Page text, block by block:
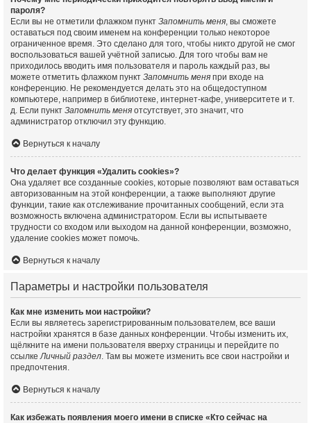
пароля?
Если вы не отметили флажком пункт Запомнить меня, вы сможете
оставаться под своим именем на конференции только некоторое
ограниченное время. Это сделано для того, чтобы никто другой не смог
воспользоваться вашей учётной записью. Для того чтобы вам не
приходилось вводить имя пользователя и пароль каждый раз, вы
можете отметить флажком пункт Запомнить меня при входе на
конференцию. Не рекомендуется делать это на общедоступном
компьютере, например в библиотеке, интернет-кафе, университете и т.
д. Если пункт Запомнить меня отсутствует, это значит, что
администратор отключил эту функцию.
Вернуться к началу
Что делает функция «Удалить cookies»?
Она удаляет все созданные cookies, которые позволяют вам оставаться
авторизованным на этой конференции, а также выполняют другие
функции, такие как отслеживание прочитанных сообщений, если эта
возможность включена администратором. Если вы испытываете
трудности со входом или выходом на данной конференции, возможно,
удаление cookies может помочь.
Вернуться к началу
Параметры и настройки пользователя
Как мне изменить мои настройки?
Если вы являетесь зарегистрированным пользователем, все ваши
настройки хранятся в базе данных конференции. Чтобы изменить их,
щёлкните на имени пользователя вверху страницы и перейдите по
ссылкеЛичный раздел. Там вы можете изменить все свои настройки и
предпочтения.
Вернуться к началу
Как избежать появления моего имени в списке «Кто сейчас на